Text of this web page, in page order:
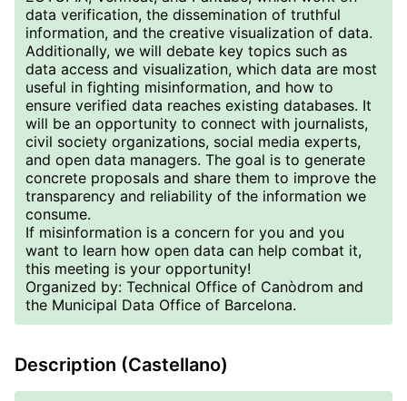
data verification, the dissemination of truthful
information, and the creative visualization of data.
Additionally, we will debate key topics such as
data access and visualization, which data are most
useful in fighting misinformation, and how to
ensure verified data reaches existing databases. It
will be an opportunity to connect with journalists,
civil society organizations, social media experts,
and open data managers. The goal is to generate
concrete proposals and share them to improve the
transparency and reliability of the information we
consume.
If misinformation is a concern for you and you
want to learn how open data can help combat it,
this meeting is your opportunity!
Organized by: Technical Office of Canòdrom and
the Municipal Data Office of Barcelona.
Description (Castellano)